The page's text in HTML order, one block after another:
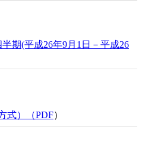
期(平成26年9月1日－平成26
式）（PDF）